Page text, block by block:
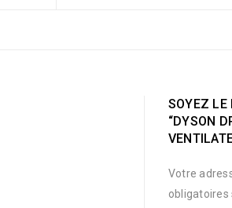
SOYEZ LE
“DYSON
Votre
obligatoires